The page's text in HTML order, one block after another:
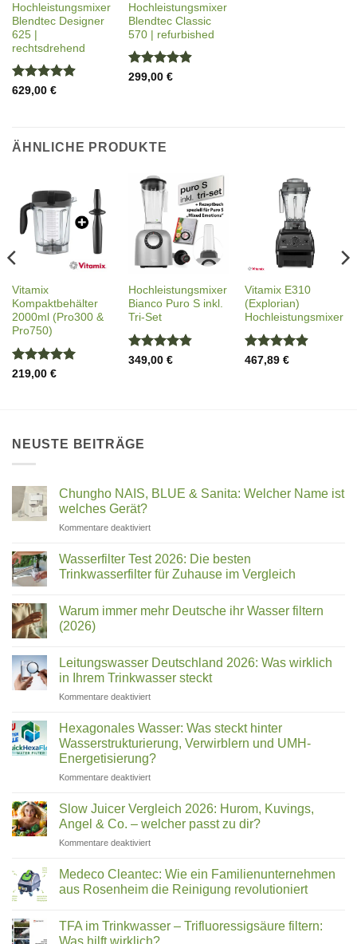
Hochleistungsmixer
Blendtec Designer
625 |
rechtsdrehend
Bewertet
629,00 €
Hochleistungsmixer
Blendtec Classic
570 | refurbished
Bewertet
299,00 €
ÄHNLICHE PRODUKTE
Vitamix
Kompaktbehälter
2000ml (Pro300 &
Pro750)
Bewertet
219,00 €
Hochleistungsmixer
Bianco Puro S inkl.
Tri-Set
Bewertet
349,00 €
Vitamix E310
(Explorian)
Hochleistungsmixer
Bewertet
467,89 €
NEUSTE BEITRÄGE
Chungho NAIS, BLUE & Sanita: Welcher Name ist
welches Gerät?
Kommentare deaktiviertfür
NAIS,
BLUE
Welcher
Gerät?
Wasserfilter Test 2026: Die besten
Trinkwasserfilter für Zuhause im Vergleich
zu
Wasserfilter
Test
besten
Trinkwasserfilter
für
Zuhause
Warum immer mehr Deutsche ihr Wasser filtern
(2026)
zu
Warum
immer
mehr
Wasser
filtern
(2026)
Leitungswasser Deutschland 2026: Was wirklich
in Ihrem Trinkwasser steckt
Kommentare deaktiviertfür
Deutschland
Was
wirklich
in
Trinkwasser
steckt
Hexagonales Wasser: Was steckt hinter
Wasserstrukturierung, Verwirblern und UMH-
Energetisierung?
Kommentare deaktiviertfür
Wasser:
Was
steckt
hinter
Verwirblern
und
Slow Juicer Vergleich 2026: Hurom, Kuvings,
Angel & Co. – welcher passt zu dir?
Kommentare deaktiviertfür
Juicer
Vergleich
2026:
Kuvings,
Angel
Medeco Cleantec: Wie ein Familienunternehmen
aus Rosenheim die Reinigung revolutioniert
zu
Medeco
TFA im Trinkwasser – Trifluoressigsäure filtern:
Was hilft wirklich?